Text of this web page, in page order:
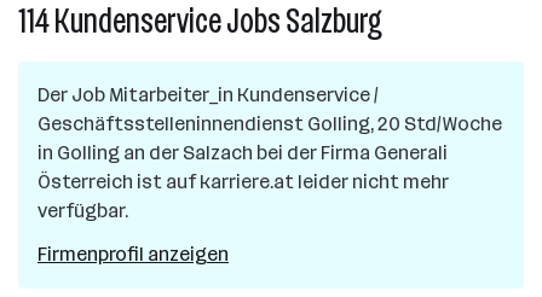
114KundenserviceJobsSalzburg114
Kundenservice
Salzburg
Der Job Mitarbeiter_in Kundenservice /
Geschäftsstelleninnendienst Golling, 20 Std/Woche
in Golling an der Salzach bei der Firma Generali
Österreich ist auf karriere.at leider nicht mehr
verfügbar.
Firmenprofil anzeigen